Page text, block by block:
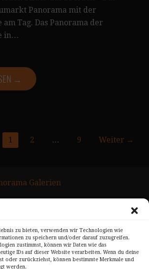
zu bieten, verwenden wir Technologien wie
zu speichern und/oder darauf zuzugreifen.
zustimmst, können wir Daten wie das
IDs auf dieser Website verarbeiten. Wenn du deine
oder zurückziehst, können bestimmte Merkmale und
werden.
Panorama mit der
Tag. Das Panorama der
in…
→
1 2 … 9 Weiter →
Galerien
dem Urheberrecht von